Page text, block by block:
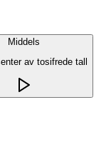
Middels
av tosifrede tall